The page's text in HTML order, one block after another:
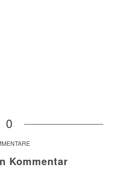
0
Kommentar